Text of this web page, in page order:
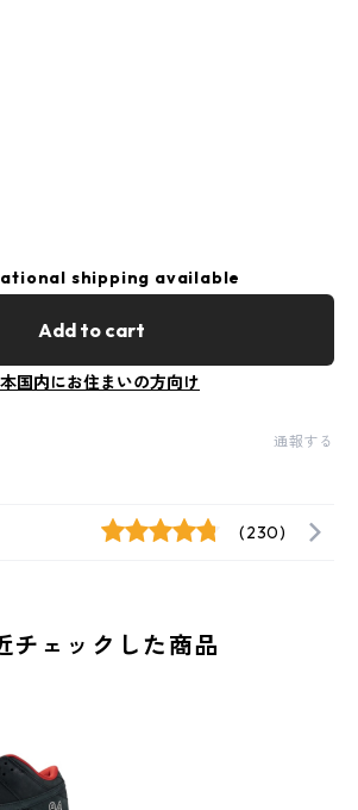
shipping available
Add to cart
国内にお住まいの方向け
通報する
(230)
チェックした商品